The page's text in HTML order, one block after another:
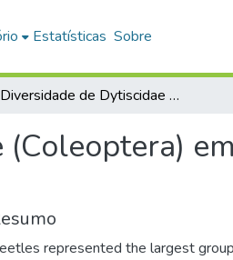
Estatísticas Sobre
Diversidade de Dytiscidae (Coleoptera) em áreas úmidas do Rio Grande do Sul
represented the largest